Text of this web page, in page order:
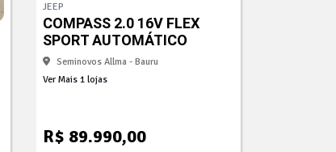
arti
lhe
JEEP
COMPASS 2.0 16V FLEX
SPORT AUTOMÁTICO
Seminovos Allma - Bauru
Ver Mais 1 lojas
R$ 89.990,00